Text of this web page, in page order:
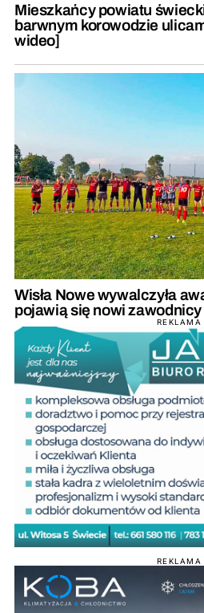
Mieszkańcy powiatu
barwnym korowodzie
wideo]
Wisła Nowe wywalczyła
pojawią się nowi zawodnicy
REKLAMA
REKLAMA